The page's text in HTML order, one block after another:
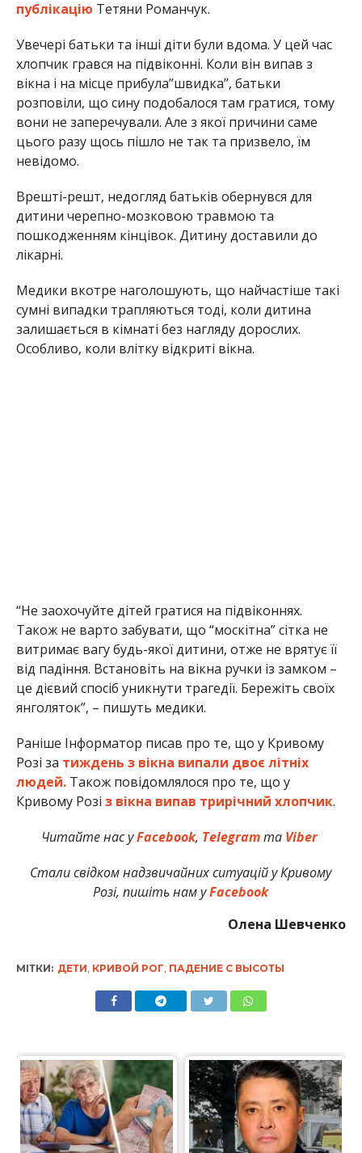
публікацію Тетяни Романчук.
Увечері батьки та інші діти були вдома. У цей час
хлопчик грався на підвіконні. Коли він випав з
вікна і на місце прибула”швидка”, батьки
розповіли, що сину подобалося там гратися, тому
вони не заперечували. Але з якої причини саме
цього разу щось пішло не так та призвело, їм
невідомо.
Врешті-решт, недогляд батьків обернувся для
дитини черепно-мозковою травмою та
пошкодженням кінцівок. Дитину доставили до
лікарні.
Медики вкотре наголошують, що найчастіше такі
сумні випадки трапляються тоді, коли дитина
залишається в кімнаті без нагляду дорослих.
Особливо, коли влітку відкриті вікна.
“Не заохочуйте дітей гратися на підвіконнях.
Також не варто забувати, що “москітна” сітка не
витримає вагу будь-якої дитини, отже не врятує її
від падіння. Встановіть на вікна ручки із замком –
це дієвий спосіб уникнути трагедії. Бережіть своїх
янголяток”, – пишуть медики.
Раніше Інформатор писав про те, що у Кривому
Розі за тиждень з вікна випали двоє літніх
людей. Також повідомлялося про те, що у
Кривому Розі з вікна випав трирічний хлопчик.
Читайте нас уFacebook, Telegramта Viber
Стали свідком надзвичайних ситуацій у Кривому
Розі, пишіть нам уFacebook
Олена Шевченко
МІТКИ: ДЕТИ КРИВОЙ РОГ ПАДЕНИЕ С ВЫСОТЫ